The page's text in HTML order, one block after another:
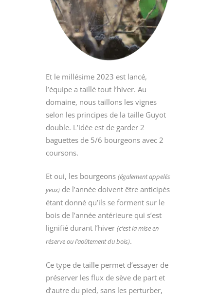
Et le millésime 2023 est lancé,
l’équipe a taillé tout l’hiver. Au
domaine, nous taillons les vignes
selon les principes de la taille Guyot
double. L’idée est de garder 2
baguettes de 5/6 bourgeons avec 2
coursons.
Et oui, les bourgeons (également appelés
yeux) de l’année doivent être anticipés
étant donné qu’ils se forment sur le
bois de l’année antérieure qui s’est
lignifié durant l’hiver (c’est la mise en
réserve ou l’aoûtement du bois).
Ce type de taille permet d’essayer de
préserver les flux de sève de part et
d’autre du pied, sans les perturber,